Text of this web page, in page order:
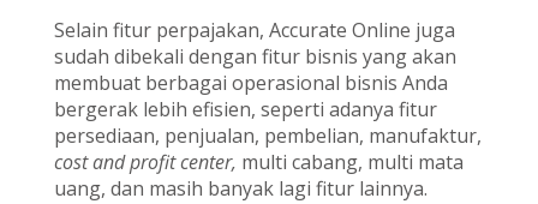
Selain fitur perpajakan, Accurate Online juga
sudah dibekali dengan fitur bisnis yang akan
membuat berbagai operasional bisnis Anda
bergerak lebih efisien, seperti adanya fitur
persediaan, penjualan, pembelian, manufaktur,
cost and profit center, multi cabang, multi mata
uang, dan masih banyak lagi fitur lainnya.